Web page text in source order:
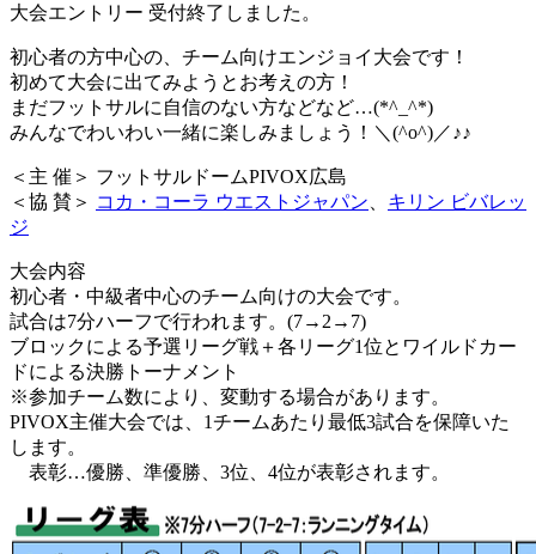
大会エントリー 受付終了しました。
初心者の方中心の、チーム向けエンジョイ大会です！
初めて大会に出てみようとお考えの方！
まだフットサルに自信のない方などなど…(*^_^*)
みんなでわいわい一緒に楽しみましょう！＼(^o^)／♪♪
＜主 催＞ フットサルドームPIVOX広島
＜協 賛＞ コカ・コーラ ウエストジャパン
キリン ビバレッ
ジ
大会内容
初心者・中級者中心のチーム向けの大会です。
試合は7分ハーフで行われます。(7→2→7)
ブロックによる予選リーグ戦＋各リーグ1位とワイルドカー
ドによる決勝トーナメント
※参加チーム数により、変動する場合があります。
PIVOX主催大会では、1チームあたり最低3試合を保障いた
します。
表彰…優勝、準優勝、3位、4位が表彰されます。